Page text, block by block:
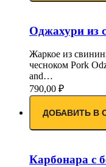
Оджахури из
Жаркое из
чесноком Pork
and…
790,00 ₽
ДОБАВИТЬ В
Карбонара с